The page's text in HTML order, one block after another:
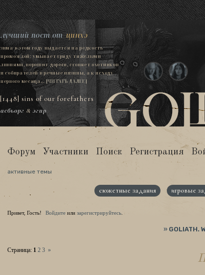
[1448] sins of our forefathers
асбьорг & эгир
лучший пост отцинхэ
зима в этом году выдается на редкость
промозглой: умывает гряду тяжелыми
ливнями, ворошит дороги, сгоняет охотников
и собирателей в речные низины, а к исходу
первого месяца...[ЧИТАТЬ ДАЛЕЕ]
Форум Участники Поиск Регистрация
активные темы
сюжетные задания игровые
Привет, Гость! Войдите или зарегистрируйтесь
» GOLIATH.
Страница: 1 2 3 »